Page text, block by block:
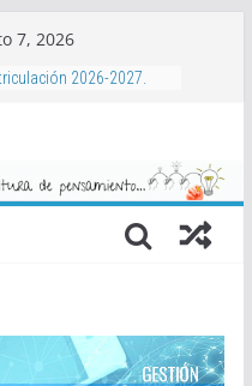
7, 2026
2026-2027.
Baloncesto Mayoralas
2026-2027